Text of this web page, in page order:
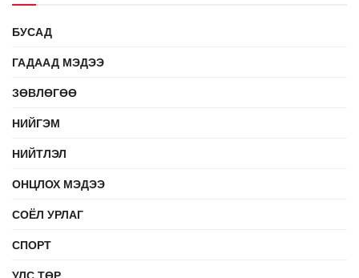
БУСАД
ГАДААД МЭДЭЭ
ЗӨВЛӨГӨӨ
НИЙГЭМ
НИЙТЛЭЛ
ОНЦЛОХ МЭДЭЭ
СОЁЛ УРЛАГ
СПОРТ